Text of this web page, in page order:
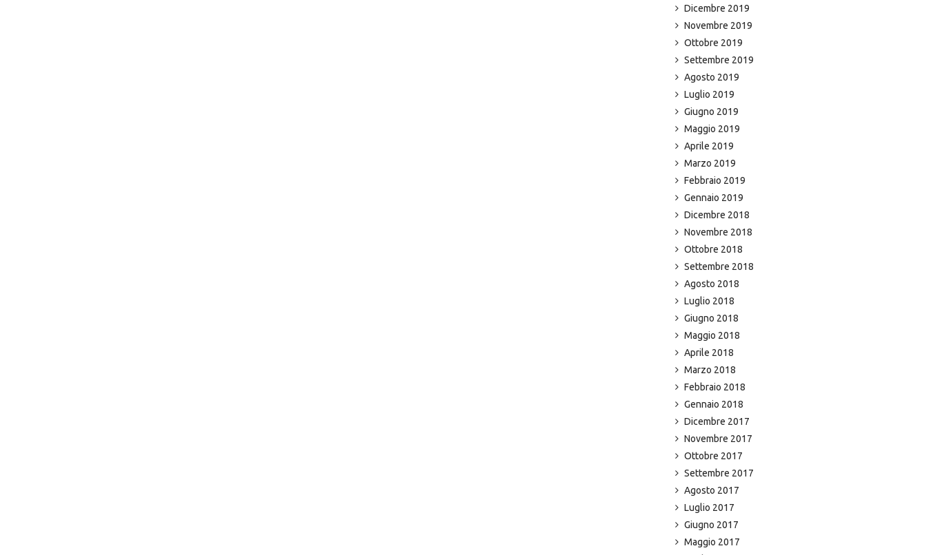
Dicembre 2019
Novembre 2019
Ottobre 2019
Settembre 2019
Agosto 2019
Luglio 2019
Giugno 2019
Maggio 2019
Aprile 2019
Marzo 2019
Febbraio 2019
Gennaio 2019
Dicembre 2018
Novembre 2018
Ottobre 2018
Settembre 2018
Agosto 2018
Luglio 2018
Giugno 2018
Maggio 2018
Aprile 2018
Marzo 2018
Febbraio 2018
Gennaio 2018
Dicembre 2017
Novembre 2017
Ottobre 2017
Settembre 2017
Agosto 2017
Luglio 2017
Giugno 2017
Maggio 2017